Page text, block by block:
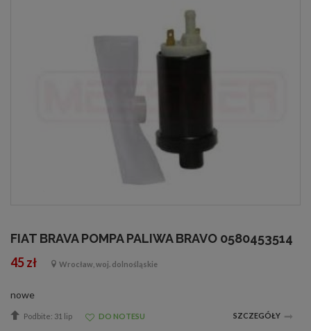
FIAT BRAVA POMPA PALIWA BRAVO 0580453514
45 zł Wrocław, woj. dolnośląskie
nowe
Podbite: 31 lip DO NOTESU SZCZEGÓŁY